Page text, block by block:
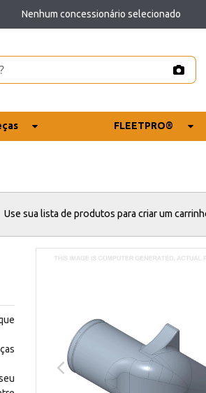
Nenhum concessionário selecionado
FLEETPRO®
Use sua lista de produtos para criar um